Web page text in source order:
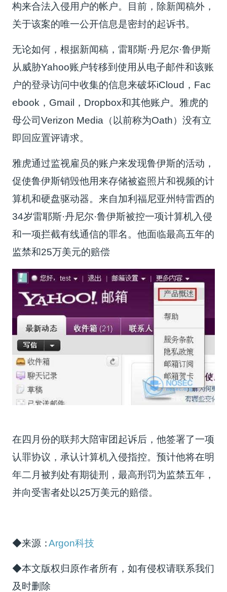
构来合法入侵用户的帐户。目前，除新闻稿外，
关于该案的唯一公开信息是密封的起诉书。
无论如何，根据新闻稿，雷耶斯·丹尼尔·鲁伊斯
从威胁Yahoo账户转移到使用从电子邮件和该账
户的登录访问中收集的信息来破坏iCloud，Fac
ebook，Gmail，Dropbox和其他账户。雅虎的
母公司Verizon Media（以前称为Oath）没有立
即回应置评请求。
雅虎通过监视雇员的账户来发现鲁伊斯的活动，
促使鲁伊斯销毁他用来存储被盗照片和视频的计
算机和硬盘驱动器。来自加利福尼亚州特雷西的
34岁雷耶斯·丹尼尔·鲁伊斯被控一项计算机入侵
和一项拦截有线通信的罪名。他面临最高五年的
监禁和25万美元的赔偿
在四月份的联邦大陪审团起诉后，他签署了一项
认罪协议，承认计算机入侵指控。预计他将在明
年二月被判处有期徒刑，最高刑罚为监禁五年，
并向受害者处以25万美元的赔偿。
◆来源：Argon科技
◆本文版权归原作者所有，如有侵权请联系我们
及时删除